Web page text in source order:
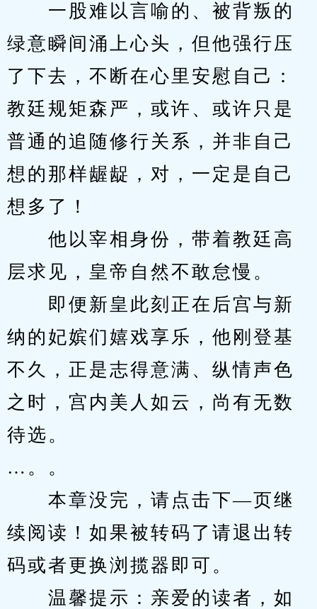
一股难以言喻的、被背叛的
绿意瞬间涌上心头，但他强行压
了下去，不断在心里安慰自己：
教廷规矩森严，或许、或许只是
普通的追随修行关系，并非自己
想的那样龌龊，对，一定是自己
想多了！
他以宰相身份，带着教廷高
层求见，皇帝自然不敢怠慢。
即便新皇此刻正在后宫与新
纳的妃嫔们嬉戏享乐，他刚登基
不久，正是志得意满、纵情声色
之时，宫内美人如云，尚有无数
待选。
…。。
本章没完，请点击下—页继
续阅读！如果被转码了请退出转
码或者更换浏揽器即可。
温馨提示：亲爱的读者，如